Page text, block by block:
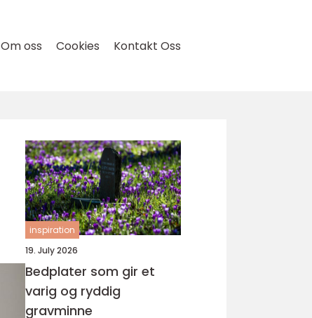
Om oss Cookies Kontakt Oss
inspiration
19. July 2026
Bedplater som gir et
varig og ryddig
gravminne